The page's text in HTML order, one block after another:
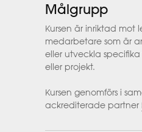
Målgrupp
Kursen är inriktad mot
medarbetare som är
eller utveckla
eller projekt.
Kursen genomförs i
ackrediterade partner